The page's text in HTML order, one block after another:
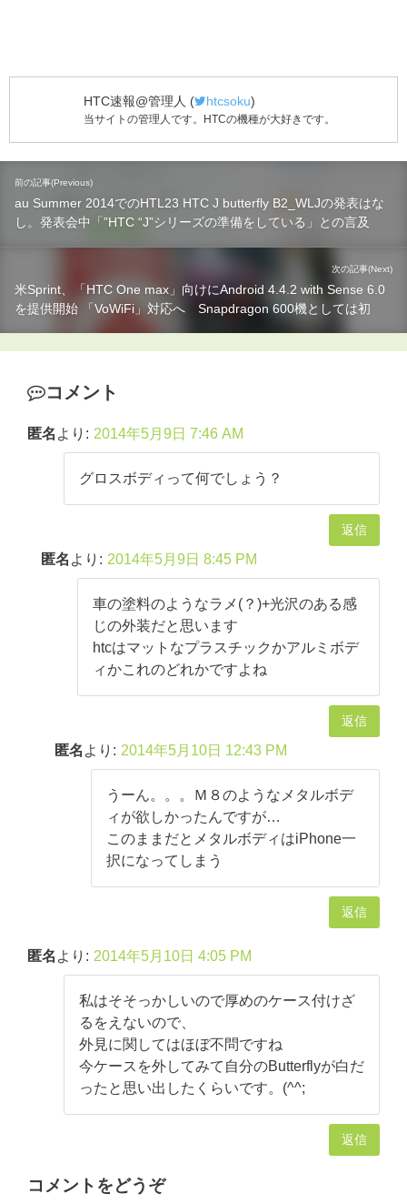
HTC速報@管理人 ( htcsoku)
当サイトの管理人です。HTCの機種が大好きです。
前の記事(Previous)
au Summer 2014でのHTL23 HTC J butterfly B2_WLJの発表はな
し。発表会中「”HTC “J”シリーズの準備をしている」との言及
次の記事(Next)
米Sprint、「HTC One max」向けにAndroid 4.4.2 with Sense 6.0
を提供開始 「VoWiFi」対応へ Snapdragon 600機としては初
コメント
匿名 より: 2014年5月9日 7:46 AM
グロスボディって何でしょう？
返信
匿名 より: 2014年5月9日 8:45 PM
車の塗料のようなラメ(？)+光沢のある感
じの外装だと思います
htcはマットなプラスチックかアルミボデ
ィかこれのどれかですよね
返信
匿名 より: 2014年5月10日 12:43 PM
うーん。。。Ｍ８のようなメタルボデ
ィが欲しかったんですが…
このままだとメタルボディはiPhone一
択になってしまう
返信
匿名 より: 2014年5月10日 4:05 PM
私はそそっかしいので厚めのケース付けざ
るをえないので、
外見に関してはほぼ不問ですね
今ケースを外してみて自分のButterflyが白だ
ったと思い出したくらいです。(^^;
返信
コメントをどうぞ